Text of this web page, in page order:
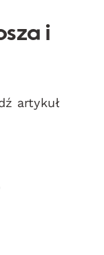
i
artykuł